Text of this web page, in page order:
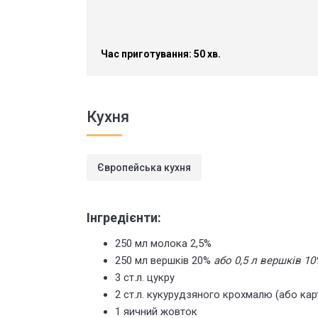
Час приготування: 50 хв.
Кухня
Європейська кухня
Інгредієнти:
250 мл молока 2,5%
250 мл вершків 20% або 0,5 л вершків
3 ст.л. цукру
2 ст.л. кукурудзяного крохмалю (або
1 яичний жовток